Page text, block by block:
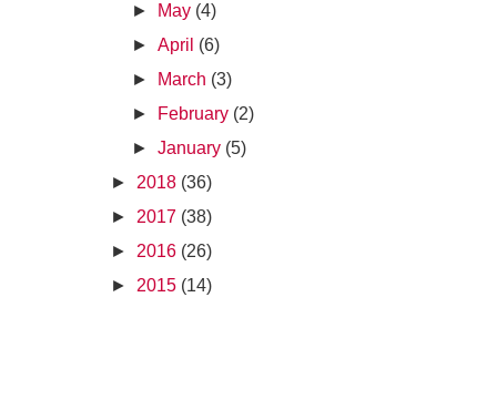
►
May (4)
►April (6)
►
March (3)
►
February (2)
►January (5)
► 2018 (36)
► 2017 (38)
► 2016 (26)
► 2015 (14)